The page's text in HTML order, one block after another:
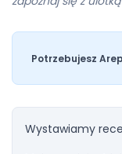
Potrzebujesz
Wystawiamy